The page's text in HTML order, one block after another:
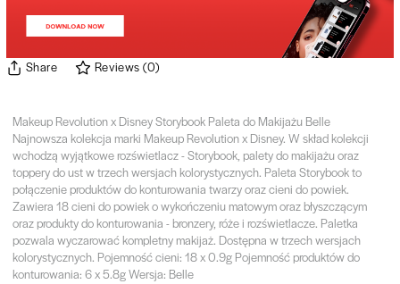
Share Reviews (0)
Makeup Revolution x Disney Storybook Paleta do Makijażu Belle
Najnowsza kolekcja marki Makeup Revolution x Disney. W skład kolekcji
wchodzą wyjątkowe rozświetlacz - Storybook, palety do makijażu oraz
toppery do ust w trzech wersjach kolorystycznych. Paleta Storybook to
połączenie produktów do konturowania twarzy oraz cieni do powiek.
Zawiera 18 cieni do powiek o wykończeniu matowym oraz błyszczącym
oraz produkty do konturowania - bronzery, róże i rozświetlacze. Paletka
pozwala wyczarować kompletny makijaż. Dostępna w trzech wersjach
kolorystycznych. Pojemność cieni: 18 x 0.9g Pojemność produktów do
konturowania: 6 x 5.8g Wersja: Belle